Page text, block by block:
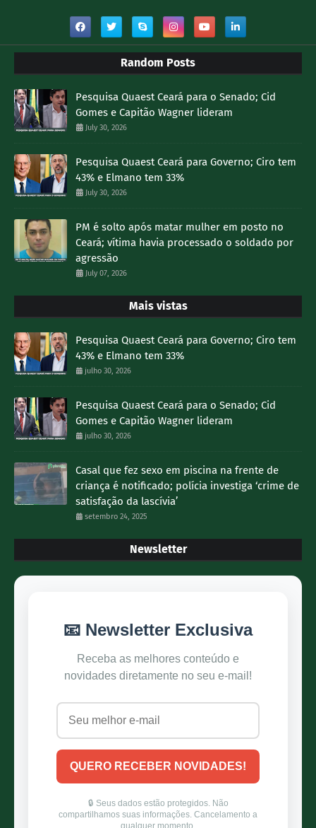
Random Posts
Pesquisa Quaest Ceará para o Senado; Cid
Gomes e Capitão Wagner lideram
July 30, 2026
Pesquisa Quaest Ceará para Governo; Ciro tem
43% e Elmano tem 33%
July 30, 2026
PM é solto após matar mulher em posto no
Ceará; vítima havia processado o soldado por
agressão
July 07, 2026
Mais vistas
Pesquisa Quaest Ceará para Governo; Ciro tem
43% e Elmano tem 33%
julho 30, 2026
Pesquisa Quaest Ceará para o Senado; Cid
Gomes e Capitão Wagner lideram
julho 30, 2026
Casal que fez sexo em piscina na frente de
criança é notificado; polícia investiga ‘crime de
satisfação da lascívia’
setembro 24, 2025
Newsletter